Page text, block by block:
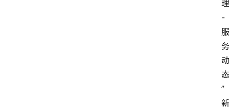
理
-
服
务
动
态
”
新